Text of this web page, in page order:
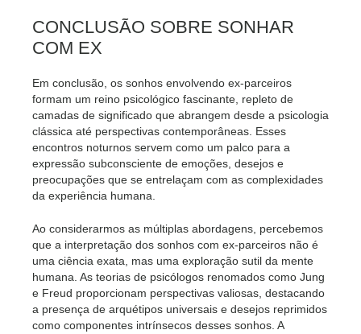
CONCLUSÃO SOBRE SONHAR
COM EX
Em conclusão, os sonhos envolvendo ex-parceiros
formam um reino psicológico fascinante, repleto de
camadas de significado que abrangem desde a psicologia
clássica até perspectivas contemporâneas. Esses
encontros noturnos servem como um palco para a
expressão subconsciente de emoções, desejos e
preocupações que se entrelaçam com as complexidades
da experiência humana.
Ao considerarmos as múltiplas abordagens, percebemos
que a interpretação dos sonhos com ex-parceiros não é
uma ciência exata, mas uma exploração sutil da mente
humana. As teorias de psicólogos renomados como Jung
e Freud proporcionam perspectivas valiosas, destacando
a presença de arquétipos universais e desejos reprimidos
como componentes intrínsecos desses sonhos. A